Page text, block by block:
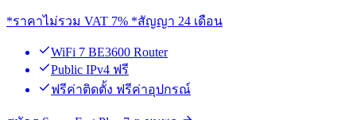
*ราคาไม่รวม VAT 7% *สัญญา 24 เดือน
WiFi 7 BE3600 Router
Public IPv4 ฟรี
ฟรีค่าติดตั้ง ฟรีค่าอุปกรณ์